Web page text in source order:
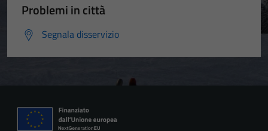
Problemi in città
Segnala disservizio